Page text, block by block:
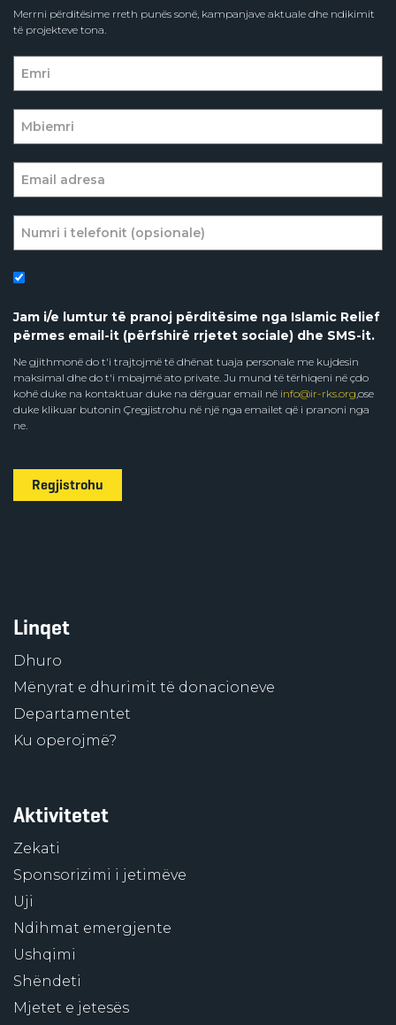
Merrni përditësime rreth punës sonë, kampanjave aktuale dhe ndikimit
të projekteve tona.
Jam i/e lumtur të pranoj përditësime nga Islamic Relief
përmes email-it (përfshirë rrjetet sociale) dhe SMS-it.
Ne gjithmonë do t'i trajtojmë të dhënat tuaja personale me kujdesin
maksimal dhe do t'i mbajmë ato private. Ju mund të tërhiqeni në çdo
kohë duke na kontaktuar duke na dërguar email në info@ir-rks.org,ose
duke klikuar butonin Çregjistrohu në një nga emailet që i pranoni nga
ne.
Regjistrohu
Linqet
Dhuro
Mënyrat e dhurimit të donacioneve
Departamentet
Ku operojmë?
Aktivitetet
Zekati
Sponsorizimi i jetimëve
Uji
Ndihmat emergjente
Ushqimi
Shëndeti
Mjetet e jetesës